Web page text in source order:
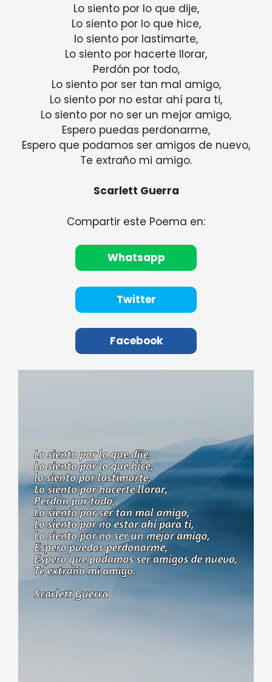
Lo siento por lo que dije,
Lo siento por lo que hice,
lo siento por lastimarte,
Lo siento por hacerte llorar,
Perdón por todo,
Lo siento por ser tan mal amigo,
Lo siento por no estar ahí para ti,
Lo siento por no ser un mejor amigo,
Espero puedas perdonarme,
Espero que podamos ser amigos de nuevo,
Te extraño mi amigo.
Scarlett Guerra
Compartir este Poema en:
Whatsapp
Twitter
Facebook